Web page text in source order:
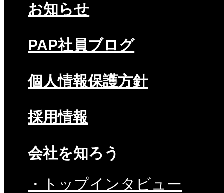
お知らせ
PAP社員ブログ
個人情報保護方針
採用情報
会社を知ろう
・トップインタビュー